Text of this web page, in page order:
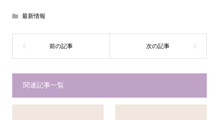
最新情報
関連記事一覧